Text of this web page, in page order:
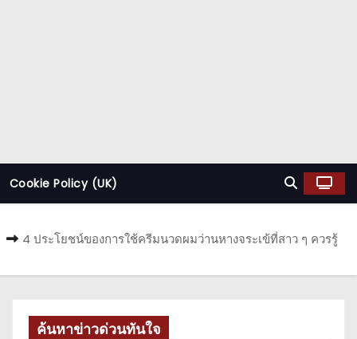
Cookie Policy (UK)
4 ประโยชน์ของการใช้ครีมนวดผมว่านหางจระเข้ที่สาว ๆ ควรรู้
ค้นหาข่าวด่วนทันใจ